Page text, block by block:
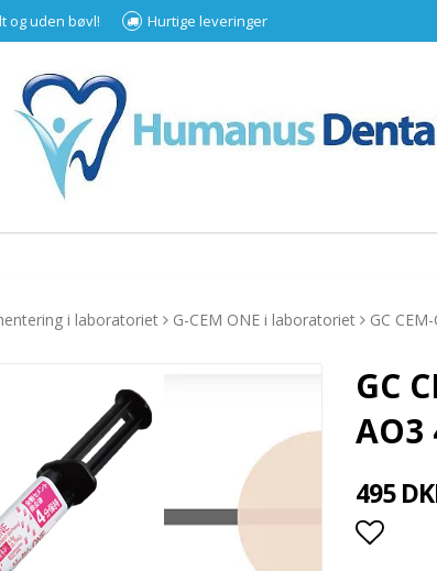
og uden bøvl! Hurtige leveringer
i laboratoriet G-CEM ONE i laboratoriet GC
GC
AO3
495